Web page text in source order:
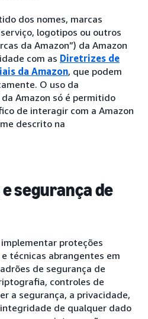
dos nomes, marcas
logotipos ou outros
da Amazon”) da Amazon
com as Diretrizes de
da Amazon, que podem
O uso da
Amazon só é permitido
de interagir com a Amazon
descrito na
segurança de
proteções
técnicas abrangentes em
de segurança de
controles de
a segurança, a privacidade,
de qualquer dado